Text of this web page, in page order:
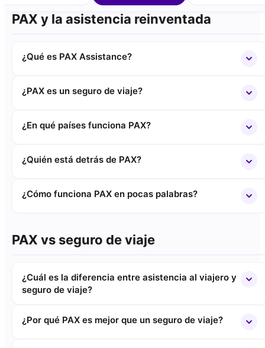
PAX y la asistencia reinventada
¿Qué es PAX Assistance?
¿PAX es un seguro de viaje?
¿En qué países funciona PAX?
¿Quién está detrás de PAX?
¿Cómo funciona PAX en pocas palabras?
PAX vs seguro de viaje
¿Cuál es la diferencia entre asistencia al viajero y
seguro de viaje?
¿Por qué PAX es mejor que un seguro de viaje?